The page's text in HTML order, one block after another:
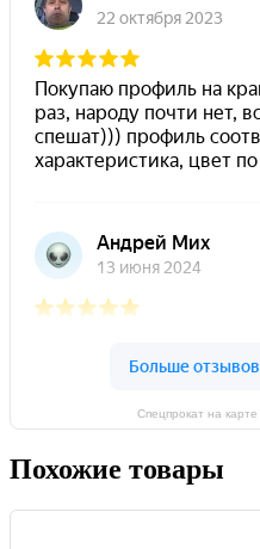
Спецпрокат на
Похожие товары